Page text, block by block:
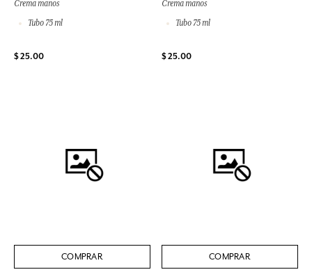
Crema manos
Tubo 75 ml
$ 25.00
Crema manos
Tubo 75 ml
$ 25.00
COMPRAR COMPRAR